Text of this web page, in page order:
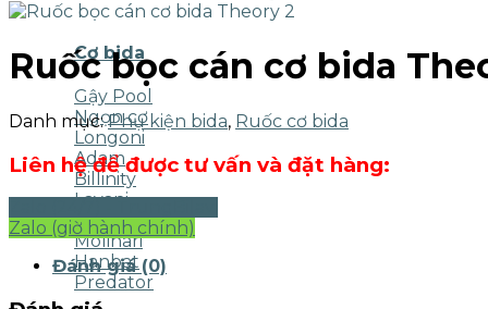
Cơ bida
Gậy Pool
Ngọn cơ
Longoni
Adam
Billinity
Layani
FareastCues
Molinari
Hanbat
Predator
Ruốc bọc cán cơ bida
Danh mục:Phụ kiện bida, Ruốc cơ bida
Liên hệ để được tư vấn và đặt hàng:
Zalo (giờ hành chính)
Đánh giá (0)